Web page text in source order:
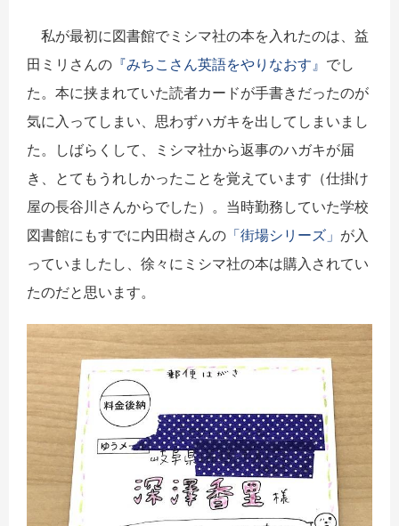
私が最初に図書館でミシマ社の本を入れたのは、益
田ミリさんの 『みちこさん英語をやりなおす』 でし
た。本に挟まれていた読者カードが手書きだったのが
気に入ってしまい、思わずハガキを出してしまいまし
た。しばらくして、ミシマ社から返事のハガキが届
き、とてもうれしかったことを覚えています（仕掛け
屋の長谷川さんからでした）。当時勤務していた学校
図書館にもすでに内田樹さんの 「街場シリーズ」 が入
っていましたし、徐々にミシマ社の本は購入されてい
たのだと思います。